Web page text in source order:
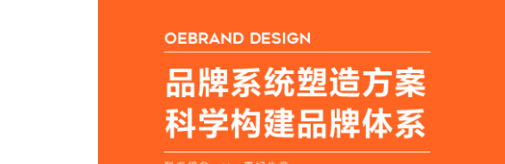
品牌年服｜Gartime佳田家